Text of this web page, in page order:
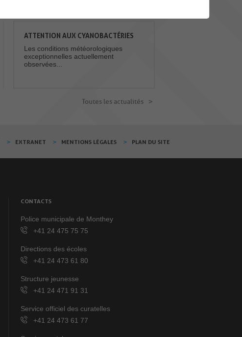
ATTENTION AUX CYANOBACTÉRIES
Les conditions météorologiques
exceptionnelles actuellement
observées...
Toutes les actualités
EXTRANET MENTIONS LÉGALES PLAN DU SITE
CONTACTS
Police municipale de Monthey
+41 24 475 75 75
Directions des écoles
+41 24 473 61 80
Structure jeunesse
+41 24 471 91 31
Service officiel des curatelles
+41 24 473 61 77